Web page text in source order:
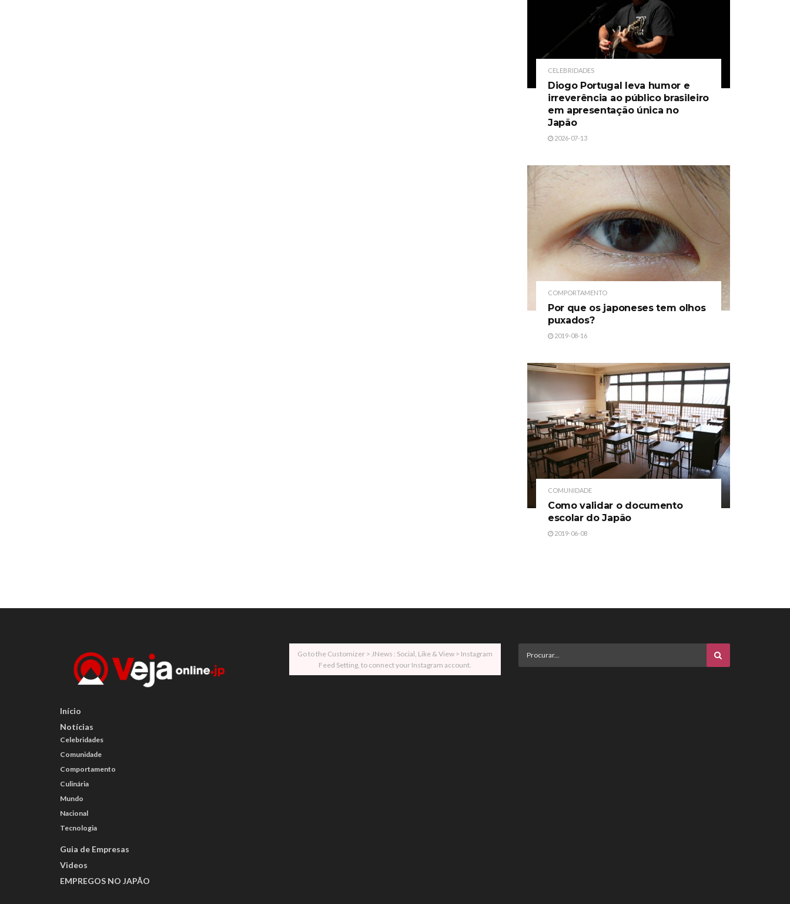
CELEBRIDADES
Diogo Portugal leva humor e
irreverência ao público brasileiro
em apresentação única no
Japão
2026-07-13
COMPORTAMENTO
Por que os japoneses tem olhos
puxados?
2019-08-16
COMUNIDADE
Como validar o documento
escolar do Japão
2019-06-08
Início
Notícias
Celebridades
Comunidade
Comportamento
Culinária
Mundo
Nacional
Tecnologia
Guia de Empresas
Videos
EMPREGOS NO JAPÃO
Go to the Customizer > JNews : Social, Like & View > Instagram
Feed Setting, to connect your Instagram account.